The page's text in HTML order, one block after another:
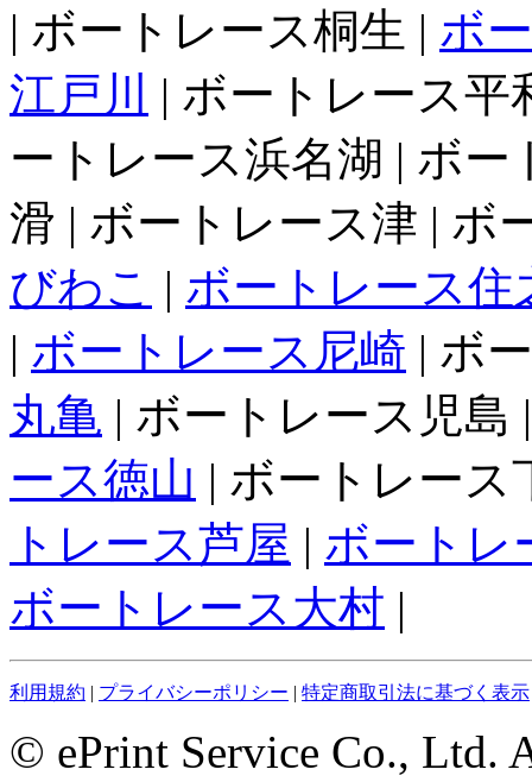
| ボートレース桐生 | ボ
江戸川
| ボートレース平
ートレース浜名湖 | ボ
滑 | ボートレース津 | ボ
びわこ | ボートレース住
| ボートレース尼崎 | ボ
丸亀 | ボートレース児島
ース徳山 | ボートレー
トレース芦屋 | ボートレ
ボートレース大村 |
利用規約 | プライバシーポリシー | 特定商取引法に基づく表示
© ePrint Service Co., Ltd.